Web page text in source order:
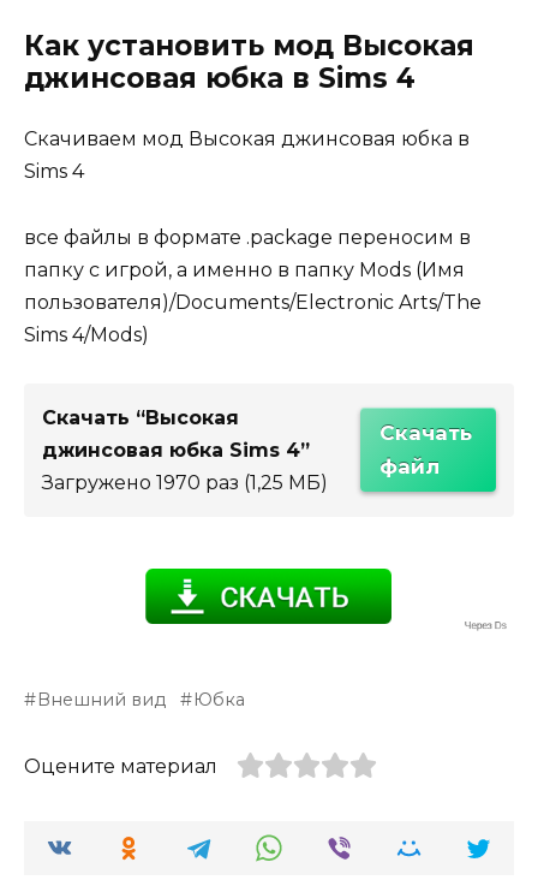
Как установить мод Высокая
джинсовая юбка в Sims 4
Скачиваем мод Высокая джинсовая юбка в
Sims 4
все файлы в формате .package переносим в
папку с игрой, а именно в папку Mods (Имя
пользователя)/Documents/Electronic Arts/The
Sims 4/Mods)
Скачать “Высокая
джинсовая юбка Sims 4”
Загружено 1970 раз (1,25 МБ)
Скачать
файл
Внешний вид Юбка
Оцените материал